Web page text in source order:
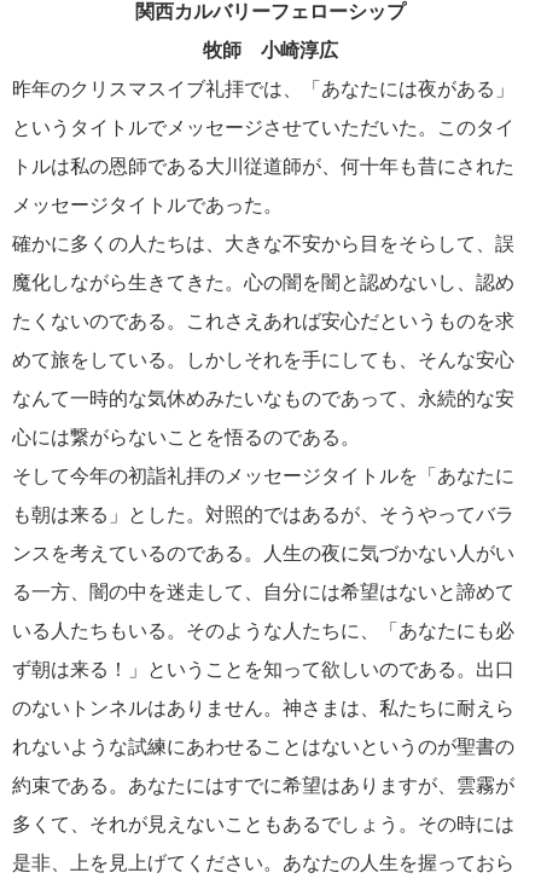
関西カルバリーフェローシップ
牧師 小崎淳広
昨年のクリスマスイブ礼拝では、「あなたには夜がある」
というタイトルでメッセージさせていただいた。このタイ
トルは私の恩師である大川従道師が、何十年も昔にされた
メッセージタイトルであった。
確かに多くの人たちは、大きな不安から目をそらして、誤
魔化しながら生きてきた。心の闇を闇と認めないし、認め
たくないのである。これさえあれば安心だというものを求
めて旅をしている。しかしそれを手にしても、そんな安心
なんて一時的な気休めみたいなものであって、永続的な安
心には繋がらないことを悟るのである。
そして今年の初詣礼拝のメッセージタイトルを「あなたに
も朝は来る」とした。対照的ではあるが、そうやってバラ
ンスを考えているのである。人生の夜に気づかない人がい
る一方、闇の中を迷走して、自分には希望はないと諦めて
いる人たちもいる。そのような人たちに、「あなたにも必
ず朝は来る！」ということを知って欲しいのである。出口
のないトンネルはありません。神さまは、私たちに耐えら
れないような試練にあわせることはないというのが聖書の
約束である。あなたにはすでに希望はありますが、雲霧が
多くて、それが見えないこともあるでしょう。その時には
是非、上を見上げてください。あなたの人生を握っておら